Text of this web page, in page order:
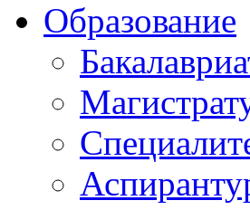
Образование